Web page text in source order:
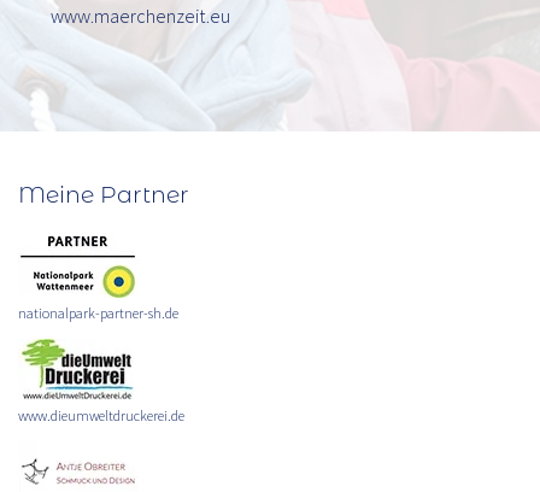
www.maerchenzeit.eu
Meine Partner
nationalpark-partner-sh.de
www.dieumweltdruckerei.de